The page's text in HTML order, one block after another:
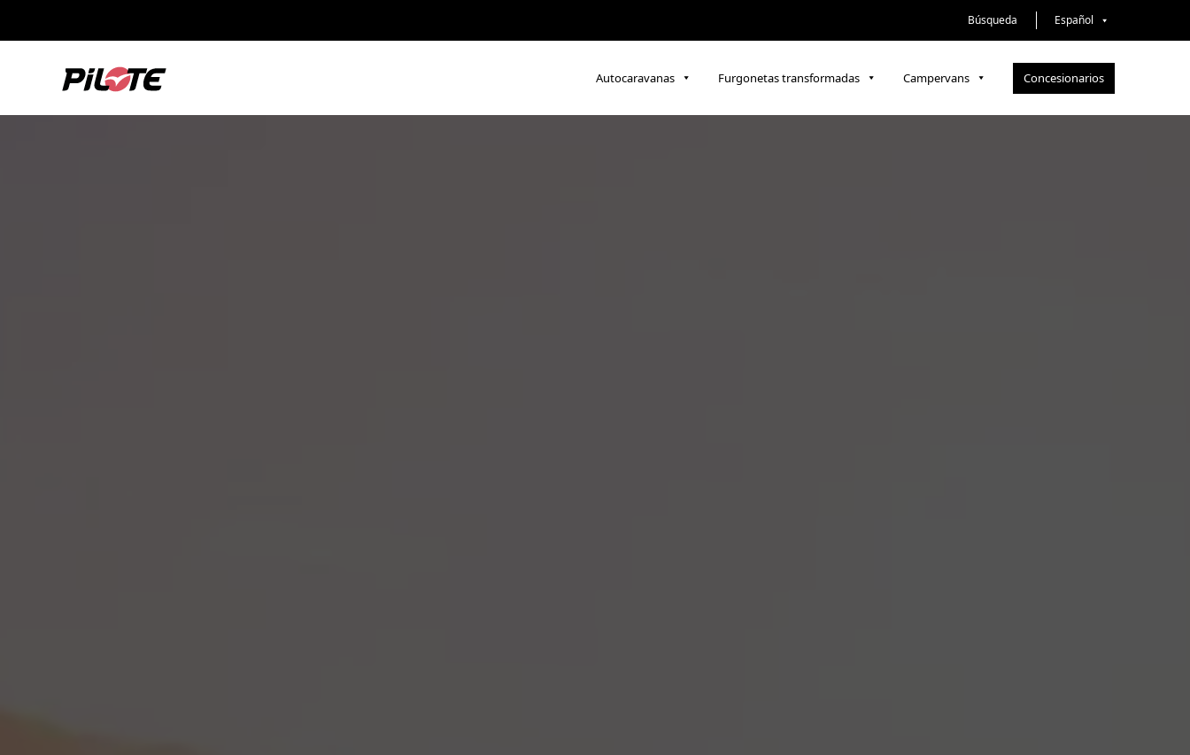
Búsqueda Español
Autocaravanas Furgonetas transformadas Campervans Concesionarios